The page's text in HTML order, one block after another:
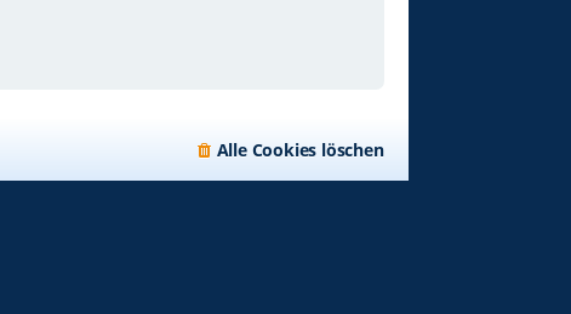
Alle Cookies löschen